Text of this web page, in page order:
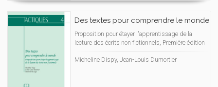
Des textes pour comprendre le monde
Proposition pour étayer l'apprentissage de la
lecture des écrits non fictionnels, Première édition
Micheline Dispy, Jean-Louis Dumortier